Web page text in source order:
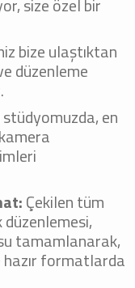
size özel bir
bize ulaştıktan
düzenleme
en
Çekilen tüm
tamamlanarak,
formatlarda